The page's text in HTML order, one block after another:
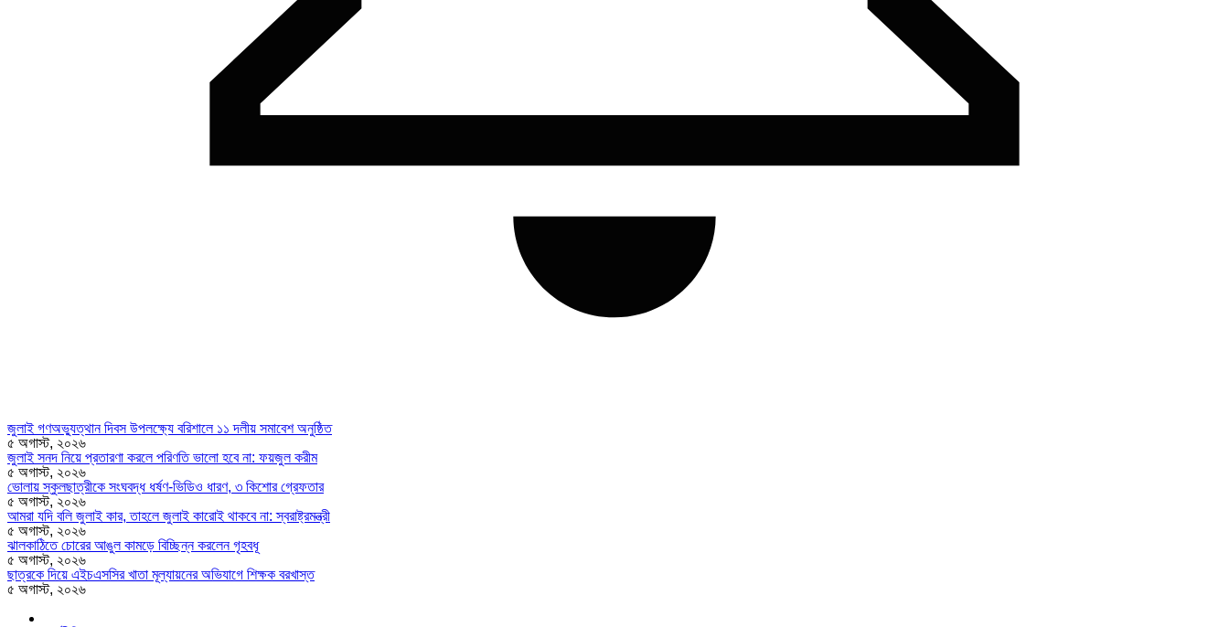
জুলাই গণঅভ্যুত্থান দিবস উপলক্ষ্যে বরিশালে ১১ দলীয় সমাবেশ অনুষ্ঠিত
৫ অগাস্ট, ২০২৬
জুলাই সনদ নিয়ে প্রতারণা করলে পরিণতি ভালো হবে না: ফয়জুল করীম
৫ অগাস্ট, ২০২৬
ভোলায় স্কুলছাত্রীকে সংঘবদ্ধ ধর্ষণ-ভিডিও ধারণ, ৩ কিশোর গ্রেফতার
৫ অগাস্ট, ২০২৬
আমরা যদি বলি জুলাই কার, তাহলে জুলাই কারোই থাকবে না: স্বরাষ্ট্রমন্ত্রী
৫ অগাস্ট, ২০২৬
ঝালকাঠিতে চোরের আঙুল কামড়ে বিচ্ছিন্ন করলেন গৃহবধূ
৫ অগাস্ট, ২০২৬
ছাত্রকে দিয়ে এইচএসসির খাতা মূল্যায়নের অভিযাগে শিক্ষক বরখাস্ত
৫ অগাস্ট, ২০২৬